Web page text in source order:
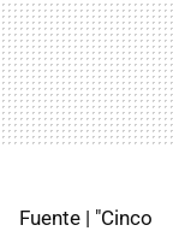
Fuente | "Cinco